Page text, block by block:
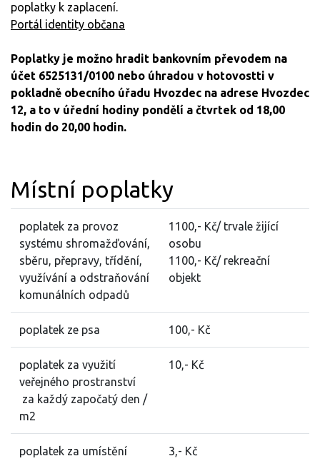
poplatky k zaplacení.
Portál identity občana
Poplatky je možno hradit bankovním převodem na
účet 6525131/0100 nebo úhradou v hotovostti v
pokladně obecního úřadu Hvozdec na adrese Hvozdec
12, a to v úřední hodiny pondělí a čtvrtek od 18,00
hodin do 20,00 hodin.
Místní poplatky
poplatek za provoz
systému shromažďování,
sběru, přepravy, třídění,
využívání a odstraňování
komunálních odpadů
1100,- Kč/ trvale žijící
osobu
1100,- Kč/ rekreační
objekt
poplatek ze psa 100,- Kč
poplatek za využití
veřejného prostranství
za každý započatý den /
m2
10,- Kč
poplatek za umístění
3,- Kč